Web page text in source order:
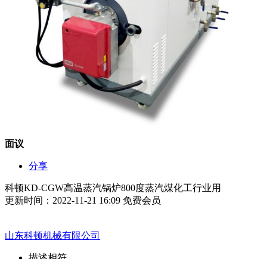
面议
分享
科顿KD-CGW高温蒸汽锅炉800度蒸汽煤化工行业用
更新时间：2022-11-21 16:09 免费会员
山东科顿机械有限公司